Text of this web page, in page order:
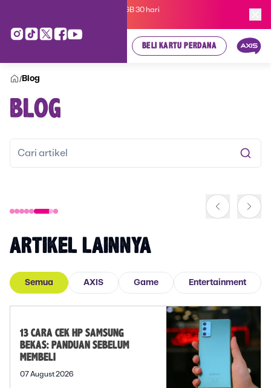
Kartu Perdana AXIS Suka-Suka 3GB 30 hari
BELI KARTU PERDANA
/ Blog
BLOG
MENGAKTIFKAN KARTU AXIS
ARTIKEL LAINNYA
Semua AXIS Game Entertainment
13 CARA CEK HP SAMSUNG
BEKAS: PANDUAN SEBELUM
MEMBELI
07 August 2026